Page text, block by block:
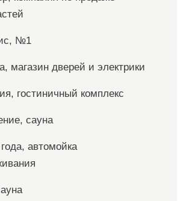
№1
магазин дверей и электрики
гостиничный комплекс
сауна
автомойка